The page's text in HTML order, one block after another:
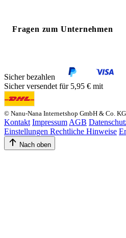
Fragen zum Unternehmen
Sicher bezahlen
Sicher versendet für 5,95 € mit
© Nanu-Nana Internetshop GmbH & Co.
Kontakt Impressum AGB
Einstellungen Rechtliche Hinweise
Nach oben